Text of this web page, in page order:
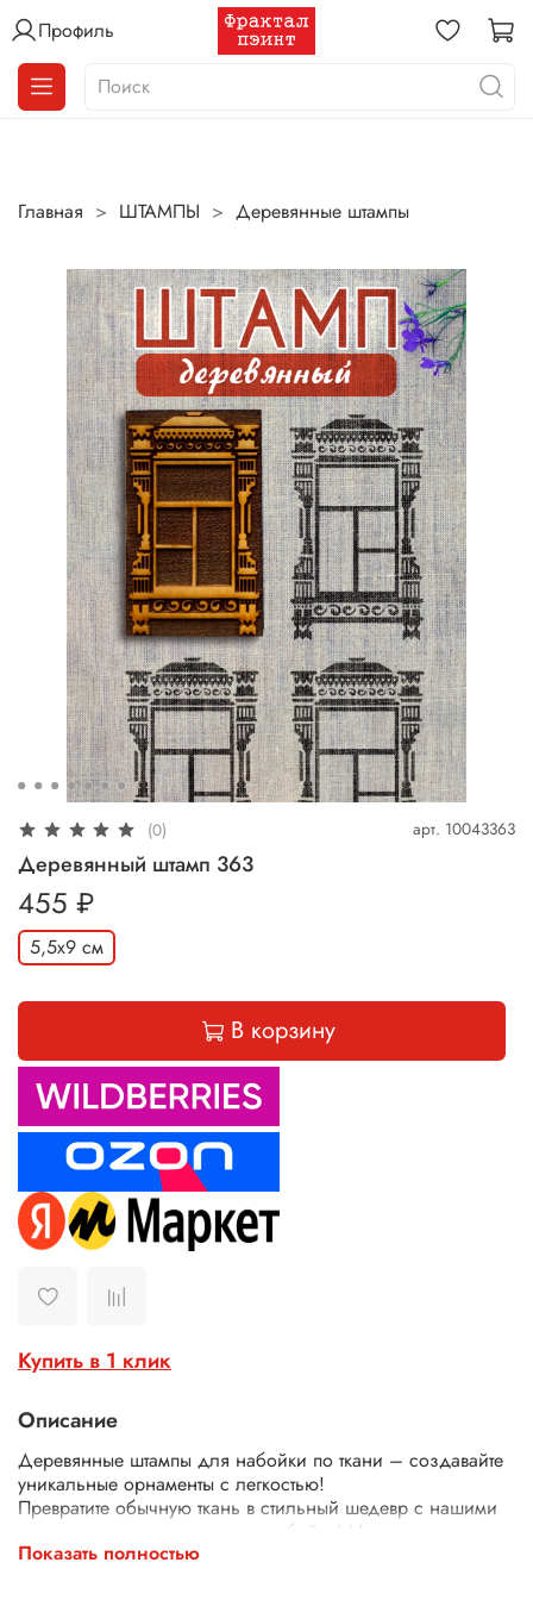
Профиль
Главная ШТАМПЫ Деревянные штампы
(0) арт. 10043363
Деревянный штамп 363
455 ₽
5,5х9 см
В корзину
Купить в 1 клик
Описание
Деревянные штампы для набойки по ткани – создавайте
уникальные орнаменты с легкостью!
Превратите обычную ткань в стильный шедевр с нашими
деревянными штампами для набойки! Идеально
подходят для декора одежды, текстиля, сумок, скатертей
Показать полностью